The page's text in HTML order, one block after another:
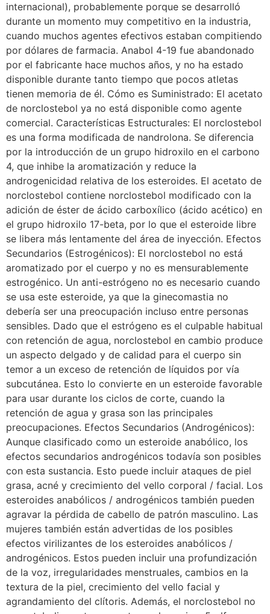
internacional), probablemente porque se desarrolló
durante un momento muy competitivo en la industria,
cuando muchos agentes efectivos estaban compitiendo
por dólares de farmacia. Anabol 4-19 fue abandonado
por el fabricante hace muchos años, y no ha estado
disponible durante tanto tiempo que pocos atletas
tienen memoria de él. Cómo es Suministrado: El acetato
de norclostebol ya no está disponible como agente
comercial. Características Estructurales: El norclostebol
es una forma modificada de nandrolona. Se diferencia
por la introducción de un grupo hidroxilo en el carbono
4, que inhibe la aromatización y reduce la
androgenicidad relativa de los esteroides. El acetato de
norclostebol contiene norclostebol modificado con la
adición de éster de ácido carboxílico (ácido acético) en
el grupo hidroxilo 17-beta, por lo que el esteroide libre
se libera más lentamente del área de inyección. Efectos
Secundarios (Estrogénicos): El norclostebol no está
aromatizado por el cuerpo y no es mensurablemente
estrogénico. Un anti-estrógeno no es necesario cuando
se usa este esteroide, ya que la ginecomastia no
debería ser una preocupación incluso entre personas
sensibles. Dado que el estrógeno es el culpable habitual
con retención de agua, norclostebol en cambio produce
un aspecto delgado y de calidad para el cuerpo sin
temor a un exceso de retención de líquidos por vía
subcutánea. Esto lo convierte en un esteroide favorable
para usar durante los ciclos de corte, cuando la
retención de agua y grasa son las principales
preocupaciones. Efectos Secundarios (Androgénicos):
Aunque clasificado como un esteroide anabólico, los
efectos secundarios androgénicos todavía son posibles
con esta sustancia. Esto puede incluir ataques de piel
grasa, acné y crecimiento del vello corporal / facial. Los
esteroides anabólicos / androgénicos también pueden
agravar la pérdida de cabello de patrón masculino. Las
mujeres también están advertidas de los posibles
efectos virilizantes de los esteroides anabólicos /
androgénicos. Estos pueden incluir una profundización
de la voz, irregularidades menstruales, cambios en la
textura de la piel, crecimiento del vello facial y
agrandamiento del clítoris. Además, el norclostebol no